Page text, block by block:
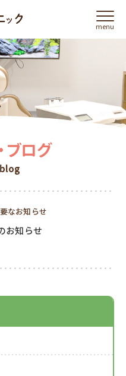
menu
・強み
て
質問
クセス
ブログ
なお知らせ
お知らせ